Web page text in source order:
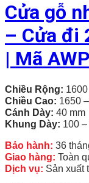
Cửa gỗ
– Cửa đi
| Mã
Chiều Rộng:
Chiều Cao: 1650
Cánh Dày: 40 mm
Khung Dày: 100
Bảo hành: 36
Giao hàng: Toàn
Dịch vụ: Sản xuất